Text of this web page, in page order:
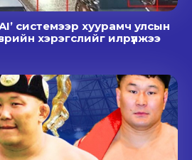
системээр хуурамч улсын
хэрэгслийг илрүүлжээ